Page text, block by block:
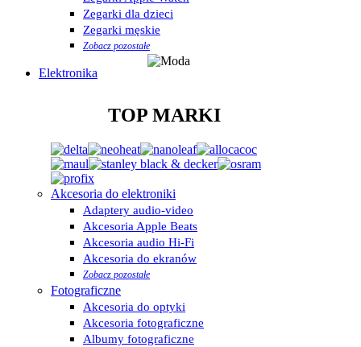
Zegarki dla dzieci
Zegarki męskie
Zobacz pozostałe
Elektronika
TOP MARKI
Akcesoria do elektroniki
Adaptery audio-video
Akcesoria Apple Beats
Akcesoria audio Hi-Fi
Akcesoria do ekranów
Zobacz pozostałe
Fotograficzne
Akcesoria do optyki
Akcesoria fotograficzne
Albumy fotograficzne